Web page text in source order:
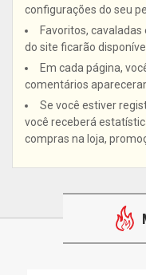
configurações do seu
Favoritos,
do site ficarão
Em cada página,
comentários
Se você estiver
você receberá
compras na loja,